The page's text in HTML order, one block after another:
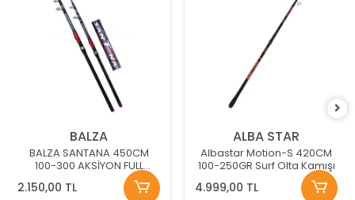
BALZA
BALZA SANTANA 450CM
100-300 AKSİYON FULL
KARBON SARGILI BONCUK
SÖRF KAMIŞ
2.150,00 TL
ALBA STAR
Albastar Motion-S 420CM
100-250GR Surf Olta Kamışı
4.999,00 TL